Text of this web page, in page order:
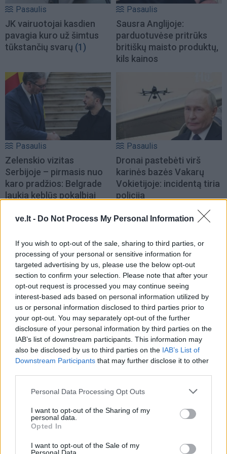
ve.lt - Do Not Process My Personal Information
If you wish to opt-out of the sale, sharing to third parties, or
processing of your personal or sensitive information for
targeted advertising by us, please use the below opt-out
section to confirm your selection. Please note that after your
opt-out request is processed you may continue seeing
interest-based ads based on personal information utilized by
us or personal information disclosed to third parties prior to
your opt-out. You may separately opt-out of the further
disclosure of your personal information by third parties on the
IAB’s list of downstream participants. This information may
also be disclosed by us to third parties on the IAB’s List of
Downstream Participants that may further disclose it to other
Personal Data Processing Opt Outs
I want to opt-out of the Sharing of my
personal data.
Opted In
I want to opt-out of the Sale of my
Pasaulis
JK vairuotojai kasdien
pavagia kuro už šimtus
tūkstančių svarų (1)
Pasaulis
Sausra Anglijoje:
parduotuvėse pritrūks
britiškų maisto produktų,
kils kainos
Pasaulis
Zelenskio vizitas
Serbijoje – pirmasis nuo
karo pradžios: Belgrade
laukia keblūs pokalbiai
Pasaulis
Dronai pastebėti virš
karinės bazės Vakarų
Vokietijoje: incidentą tiria
policija
Pasaulis
Skaudus smūgis Rusijos
energetikos pajamoms:
JAV Senatas pritarė
naujam sankcijų paketui
Pasaulis
Stalino šešėlis virš
Kremliaus: kas laukia
Rusijos pasitraukus
Vladimirui Putinui(2)
Pasaulis
Dunojus atidengė II
„Wildberries“ sandėliui